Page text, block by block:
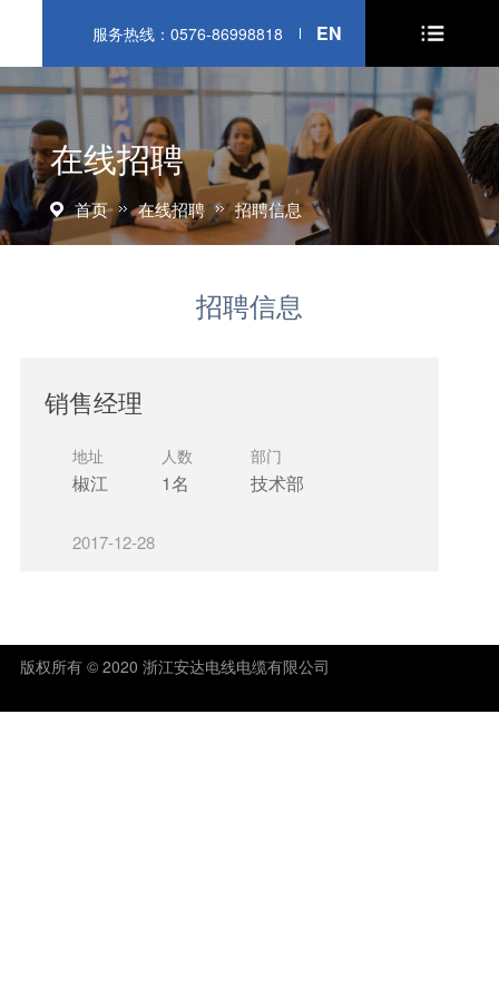
在线招聘
首页 在线招聘 招聘信息
服务热线：0576-86998818 EN
招聘信息
销售经理
地址 人数 部门
椒江 1名 技术部
2017-12-28
版权所有 © 2020 浙江安达电线电缆有限公司